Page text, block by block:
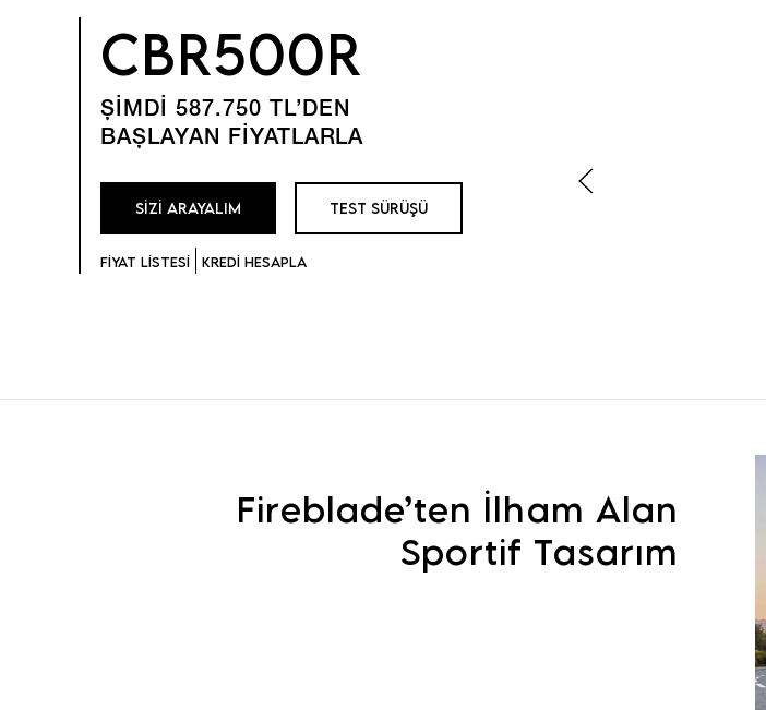
CBR500R
ŞİMDİ 587.750 TL’DEN
BAŞLAYAN FİYATLARLA
SİZİ ARAYALIM TEST SÜRÜŞÜ
FİYAT LİSTESİ KREDİ HESAPLA
Fireblade’ten İlham Alan
Sportif Tasarım